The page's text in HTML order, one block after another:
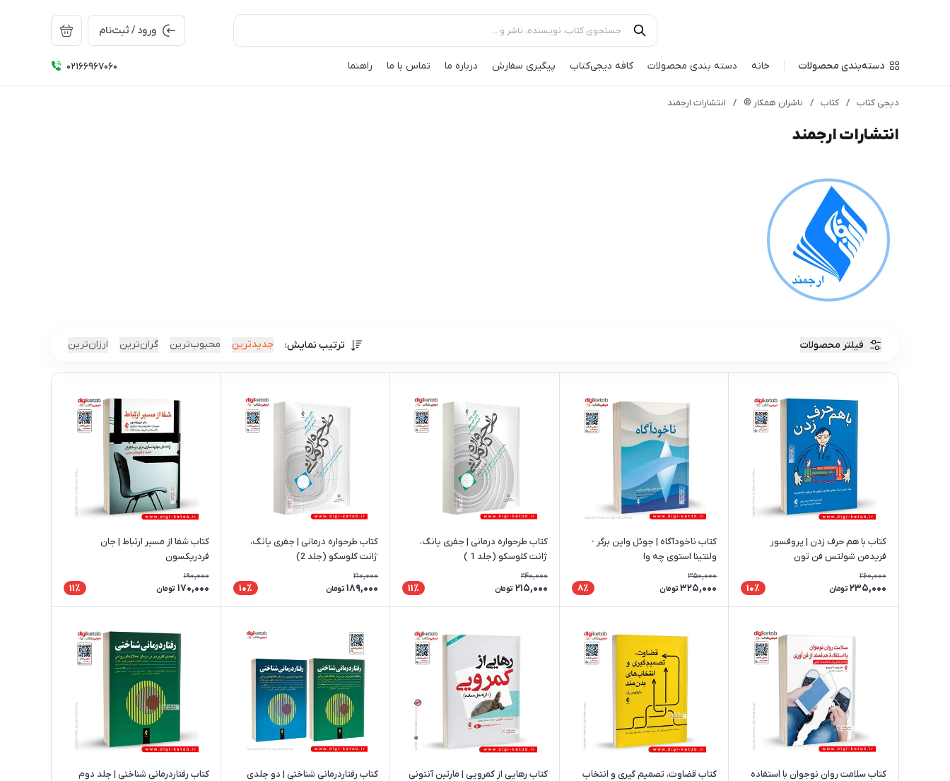
ورود / ثبت‌نام
دسته‌بندی محصولات خانه دسته بندی محصولات کافه‌ دیجی‌کتاب پیگیری سفارش درباره ما تماس با ما راهنما ۰۲۱66967060
دیجی کتاب / کتاب / ناشران همکار ®️ / انتشارات ارجمند
انتشارات ارجمند
فیلتر محصولات ترتیب نمایش: جدیدترین محبوب‌ترین گران‌ترین ارزان‌ترین
کتاب با هم حرف زدن | پروفسور
فریدمن شولتس فن تون
260,000
235,000 تومان 10٪
کتاب ناخودآگاه | جوئل واین‌ برگر -
ولنتینا استوی چه‌ وا
350,000
325,000 تومان 8٪
کتاب طرحواره درمانی | جفری یانگ،
ژانت کلوسکو (جلد 1 )
240,000
215,000 تومان 11٪
کتاب طرحواره درمانی | جفری یانگ،
ژانت کلوسکو (جلد 2)
210,000
189,000 تومان 10٪
کتاب شفا از مسیر ارتباط | جان
فردریکسون
190,000
170,000 تومان 11٪
کتاب سلامت روان نوجوان با استفاده
کتاب قضاوت، تصمیم‌ گیری و انتخاب‌
کتاب رهایی از کمرویی | مارتین آنتونی
کتاب رفتاردرمانی شناختی | دو جلدی
کتاب رفتاردرمانی شناختی | جلد دوم